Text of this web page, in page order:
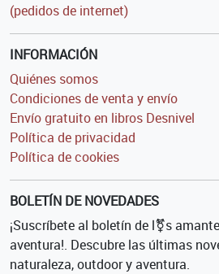
(pedidos de internet)
INFORMACIÓN
Quiénes somos
Condiciones de venta y envío
Envío gratuito en libros Desnivel
Política de privacidad
Política de cookies
BOLETÍN DE NOVEDADES
¡Suscríbete al boletín de l⚧s
aventura!. Descubre las últimas
naturaleza, outdoor y aventura.